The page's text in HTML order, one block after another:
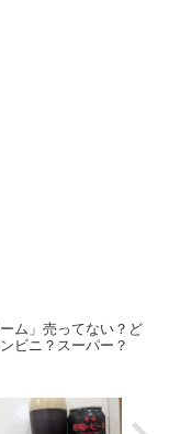
ム」売ってない？ど
ビニ？スーパー？